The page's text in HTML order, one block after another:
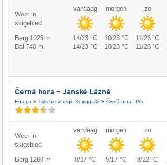
Weer in
skigebied
vandaag morgen zo
Berg 1025 m 14/23 °C 10/23 °C 11/26 °C
Dal 740 m
14/23 °C 10/23 °C 11/26 °C
Černá hora – Janské Lázně
Europa Tsjechië regio Königgrätz Černá hora - Pec
Weer in
skigebied
vandaag morgen zo
Berg 1260 m 8/17 °C 5/17 °C 8/22 °C